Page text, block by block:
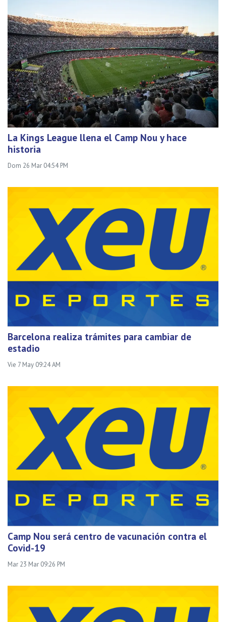
La Kings League llena el Camp Nou y hace
historia
Dom 26 Mar 04:54 PM
Barcelona realiza trámites para cambiar de
estadio
Vie 7 May 09:24 AM
Camp Nou será centro de vacunación contra el
Covid-19
Mar 23 Mar 09:26 PM